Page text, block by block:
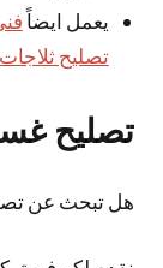
يعمل ايضاً
تصليح ثلاجات
تصليح
هل تبحث عن